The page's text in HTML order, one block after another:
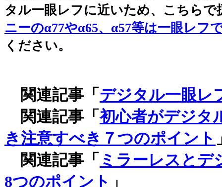
タル一眼レフに近いため、こちら
ニーのα77やα65、α57等は一眼レフ
ください。
関連記事「 デジタル一眼レ
関連記事「初心者がデジタ
き注意すべき７つのポイント
関連記事「 ミラーレスとデ
8つのポイント 」